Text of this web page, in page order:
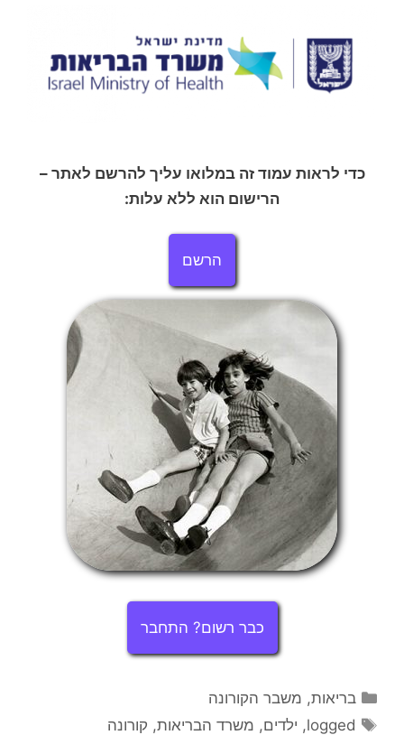
כדי לראות עמוד זה במלואו עליך להרשם לאתר –
הרישום הוא ללא עלות:
הרשם
כבר רשום? התחבר
קטגוריות
בריאות, משבר הקורונה
תגיות
logged
, ילדים, משרד הבריאות, קורונה